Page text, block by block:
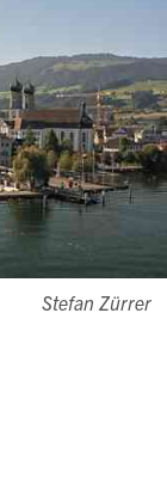
Stefan Zürrer